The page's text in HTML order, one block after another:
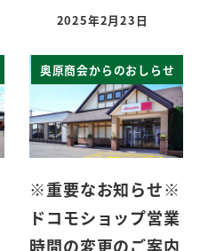
2025年2月23日
奥原商会からのおしらせ
※重要なお知らせ※
ドコモショップ営業
時間の変更のご案内